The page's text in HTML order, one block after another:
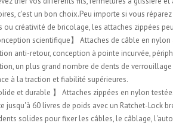
c'est un bon choix.Peu importe si vous réparez
ou créativité de bricolage, les attaches zippées
scientifique】 Attaches de câble en
anti-retour, conception à pointe incurvée,
un plus grand nombre de dents de
à la traction et fiabilité supérieures.
et durable 】 Attaches zippées en nylon
jusqu'à 60 livres de poids avec un Ratchet-Lock
solides pour fixer les câbles, le câblage,